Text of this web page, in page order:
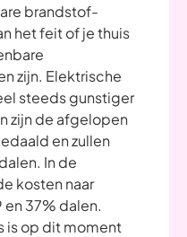
brandstof-
het feit of je thuis
zijn. Elektrische
steeds gunstiger
zijn de afgelopen
en zullen
In de
kosten naar
en 37% dalen.
is op dit moment